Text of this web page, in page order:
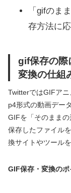
「gifのま
存方法に
gif保存の際
変換の仕組
TwitterではGIFア
p4形式の動画デー
GIFを「そのままの
保存したファイル
換サイトやツール
GIF保存・変換のポ